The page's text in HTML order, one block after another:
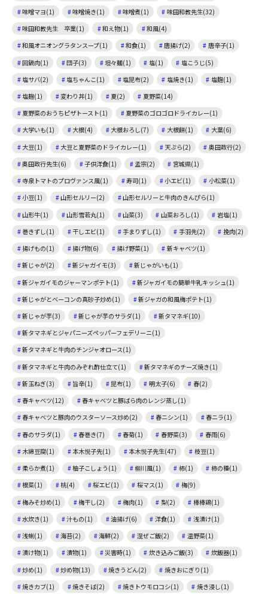
味噌マヨ(1)
味噌焼き(1) 味噌煮(1)
味田和教先生(32)
味田和教先生 卒業(1)
和え物(1)
和風(4)
和風オニオングラタンスープ(1)
和食(1) 唐揚げ(2)
唐辛子(1)
回鍋肉(1)
団子(3) 坦々麺(1) 塩(1)
塩こうじ(5)
塩サバ(2)
塩ちゃんこ(1) 塩昆布(2) 塩焼き(1)
塩麴(1)
塩麹(1)
変わり丼(1) 夏(2)
夏野菜(14)
夏野菜のおうちピザトースト(1)
夏野菜のゴロゴロドライカレー(1)
大学いも(1)
大根(4) 大根おろし(7) 大根餅(1)
大葉(6)
大豆(1)
大豆と夏野菜のドライカレー(1) 天ぷら(2)
奥田政行(2)
奥田政行先生(6)
子供洋食(1) 孟宗(2)
宮城県(1)
寺泉トマトのプロヴァンス風(1)
寿司(1) 小エビ(1)
小松菜(1)
小豆(1)
山形セルリー(2)
山形セルリーと牛肉のきんぴら(1)
山形牛(1)
山形雪若丸(1) 山菜(3) 山菜おろし(1)
岩塩(1)
巻きずし(1)
干しエビ(1) 手まりずし(1) 手羽先(2)
挽肉(2)
揚げもの(1)
揚げ物(6) 揚げ野菜(1)
新キャベツ(1)
新じゃが(2)
新ジャガイモ(3)
新じゃがいも(1)
新ジャガイモのジャーマンポテト(1)
新ジャガイモの簡単牛乳キッシュ(1)
新じゃがとベーコンの真砂子炒め(1)
新ジャガの和風梅ポテト(1)
新じゃが芋(3)
新じゃが芋のサラダ(1)
新タマネギ(10)
新タマネギとジャパニーズペッパーフェデリーニ(1)
新タマネギと牛肉のチンジャオロース(1)
新タマネギと牛肉のみぞれ酢仕立て(1)
新タマネギのチーズ焼き(1)
新玉ねぎ(3)
旨辛(1) 昆布(1) 明太子(6)
春(2)
春キャベツ(12)
春キャベツと豚ばら肉のレンジ蒸し(1)
春キャベツと豚肉のウスターソース炒め(2)
春ニシン(1)
春ニラ(1)
春のサラダ(1)
春巻き(7) 春菊(1) 春野菜(3)
春雨(6)
木綿豆腐(1)
本木悦子先(1) 本木悦子先生(47)
枝豆(1)
柔らか煮(1)
柚子こしょう(1) 柳川風(1) 柿(1)
柿の種(1)
根菜(1)
桃(4) 桜エビ(1) 桜マス(1)
梅(9)
梅みそ炒め(1)
梅干し(2) 梅肉(1) 梨(2)
棒棒鶏(1)
水炊き(1)
汁もの(1) 油揚げ(6) 洋食(1)
浅漬け(1)
浅蜊(1)
海苔(2) 海鮮(2) 混ぜご飯(2)
温野菜(1)
漬け物(1)
漬物(1) 災害時(1) 炊き込みご飯(3)
炊飯器(1)
炒め(1)
炒め物(13) 焼きうどん(2)
焼きおにぎり(1)
焼きカブ(1)
焼きそば(2) 焼きトウモロコシ(1) 焼き浸し(1)